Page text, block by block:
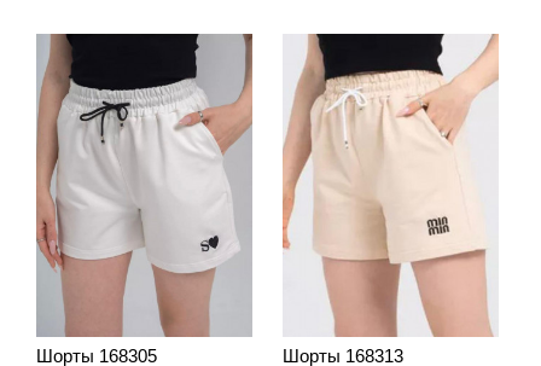
Шорты 168305
Шорты 168313